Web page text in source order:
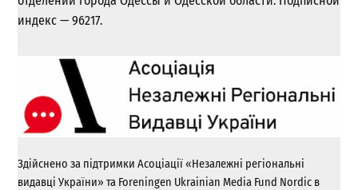
индекс — 96217.
Здійснено за підтримки Асоціації «Незалежні регіональні
видавці України» та Foreningen Ukrainian Media Fund Nordic в